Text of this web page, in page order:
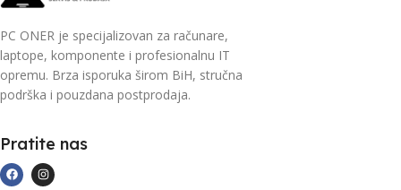
PC ONER je specijalizovan za računare,
laptope, komponente i profesionalnu IT
opremu. Brza isporuka širom BiH, stručna
podrška i pouzdana postprodaja.
Pratite nas